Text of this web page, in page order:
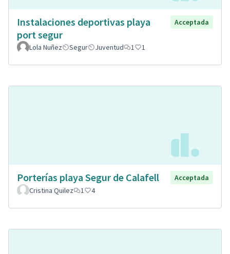
Instalaciones deportivas playa
port segur
Acceptada
Lola Nuñez Segur Juventud 1 1
Porterías playa Segur de Calafell
Acceptada
Cristina Quilez
1 4